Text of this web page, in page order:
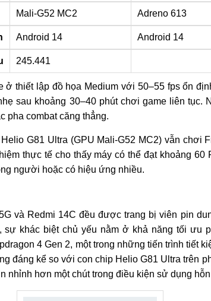
Mali-G52 MC2 Adreno 613
Android 14 Android 14
245.441
ở thiết lập đồ họa Medium với 50–55 fps ổn
sau khoảng 30–40 phút chơi game liên tục.
pha combat căng thẳng.
G81 Ultra (GPU Mali‑G52 MC2) vẫn chơi
thực tế cho thấy máy có thể đạt khoảng 60
người hoặc có hiệu ứng nhiều.
và Redmi 14C đều được trang bị viên pin
sự khác biệt chủ yếu nằm ở khả năng tối ưu
4 Gen 2, một trong những tiến trình tiết
đáng kể so với con chip Helio G81 Ultra trên
nhỉnh hơn một chút trong điều kiện sử dụng